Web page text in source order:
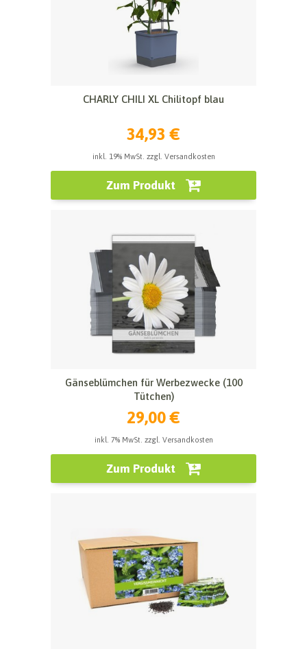
CHARLY CHILI XL Chilitopf blau
34,93 €
inkl. 19% MwSt. zzgl. Versandkosten
Zum Produkt
Gänseblümchen für Werbezwecke (100
Tütchen)
29,00 €
inkl. 7% MwSt. zzgl. Versandkosten
Zum Produkt